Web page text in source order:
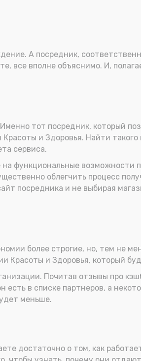
А посредник,
все вполне объяснимо. И,
тот посредник, который
и Здоровья. Найти такого
сервиса.
функциональные возможности
облегчить процесс
посредника и не выбирая
более строгие, но, тем не
Красоты и Здоровья, который
Почитав отзывы про
есть в списке партнеров, а
меньше.
достаточно о том, как